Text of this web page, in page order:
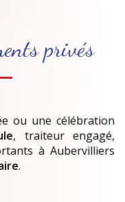
privés
ou une célébration
, traiteur engagé,
à Aubervilliers
.